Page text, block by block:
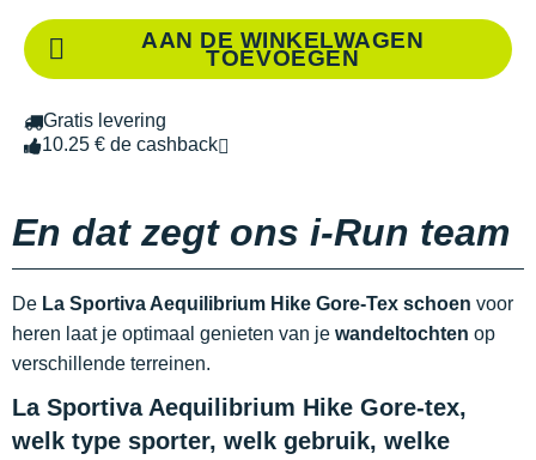
AAN DE WINKELWAGEN
TOEVOEGEN
Gratis levering
10.25 € de cashback
En dat zegt ons i-Run team
De La Sportiva Aequilibrium Hike Gore-Tex schoen voor
heren laat je optimaal genieten van je wandeltochten op
verschillende terreinen.
La Sportiva Aequilibrium Hike Gore-tex,
welk type sporter, welk gebruik, welke